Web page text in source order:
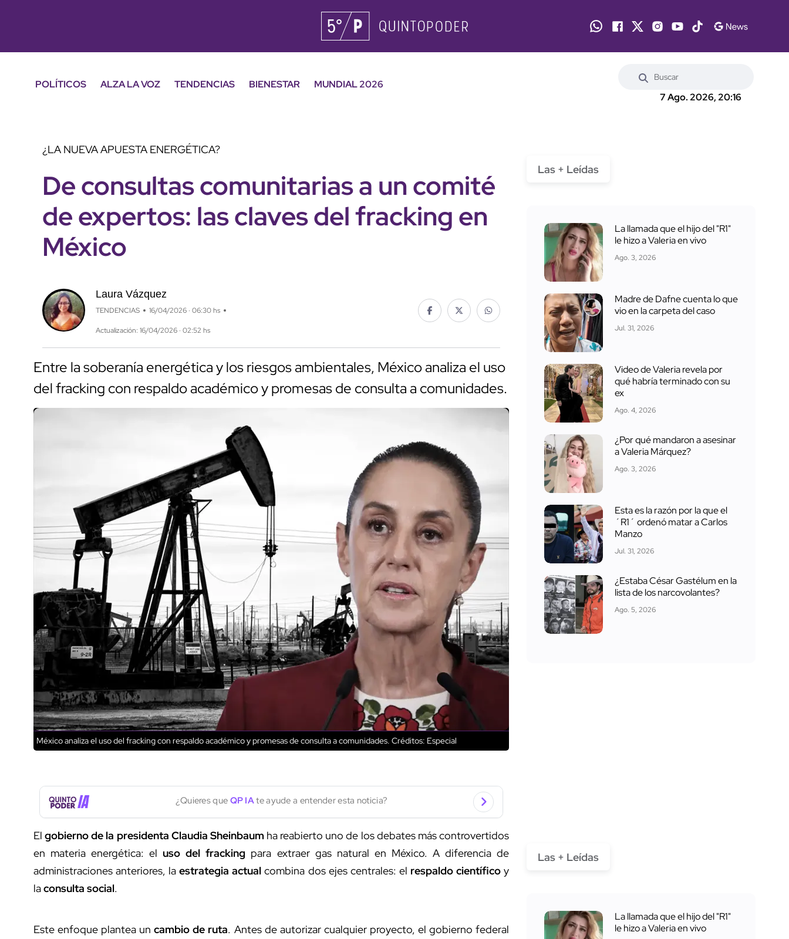
POLÍTICOS ALZA LA VOZ TENDENCIAS BIENESTAR
MUNDIAL 2026
7 Ago. 2026, 20:16
¿LA NUEVA APUESTA ENERGÉTICA?
De consultas comunitarias a un comité
de expertos: las claves del fracking en
México
Laura Vázquez
TENDENCIAS 16/04/2026 · 06:30 hs
Actualización: 16/04/2026 · 02:52 hs
Entre la soberanía energética y los riesgos ambientales, México analiza el uso
del fracking con respaldo académico y promesas de consulta a comunidades.
México analiza el uso del fracking con respaldo académico y promesas de consulta a comunidades. Créditos: Especial
¿Quieres que QP IAte ayude a entender esta noticia?
Elgobierno de la presidenta Claudia Sheinbaum ha reabierto uno de los debates más controvertidos
en materia energética: el uso del fracking para extraer gas natural en México. A diferencia de
administraciones anteriores, laestrategia actual combina dos ejes centrales: el respaldo científicoy
laconsulta social.
Este enfoque plantea uncambio de ruta. Antes de autorizar cualquier proyecto, el gobierno federal
Las + Leídas
La llamada que el hijo del "R1"
le hizo a Valeria en vivo
Ago. 3, 2026
Madre de Dafne cuenta lo que
vio en la carpeta del caso
Jul. 31, 2026
Video de Valeria revela por
qué habría terminado con su
ex
Ago. 4, 2026
¿Por qué mandaron a asesinar
a Valeria Márquez?
Ago. 3, 2026
Esta es la razón por la que el
´R1´ ordenó matar a Carlos
Manzo
Jul. 31, 2026
¿Estaba César Gastélum en la
lista de los narcovolantes?
Ago. 5, 2026
Las + Leídas
La llamada que el hijo del "R1"
le hizo a Valeria en vivo